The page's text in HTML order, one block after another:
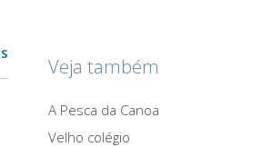
Veja também
A Pesca da Canoa
Velho colégio